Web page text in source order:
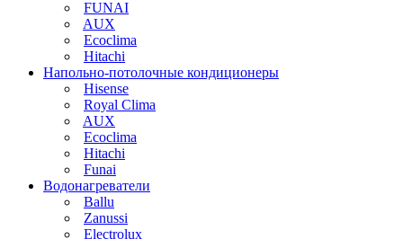
FUNAI
AUX
Ecoclima
Hitachi
Напольно-потолочные кондиционеры
Hisense
Royal Clima
AUX
Ecoclima
Hitachi
Funai
Водонагреватели
Ballu
Zanussi
Electrolux